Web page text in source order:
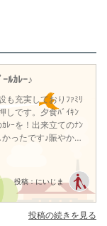
キッズパークなど、
る「白樺リゾート池の
押し。白樺リゾート
テルが隣接している
テルになっておりま
い。敷地から湧き出
もあるので、ご家族
一つです。
数が揃うビュッフェ料
遊んで、じっくり湯浴
できるお宿になって
ﾙｶﾚｰ♪
も充実しておりﾌｧﾐﾘ
しです。夕食ﾊﾞｲｷﾝ
ﾚｰを！出来立てのﾅﾝ
ったです♪賑やかで
投稿：にいじま
投稿の続きを見る